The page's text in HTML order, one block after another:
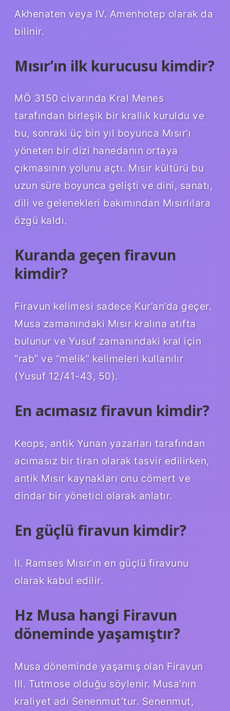
Akhenaten veya IV. Amenhotep olarak da
bilinir.
Mısır’ın ilk kurucusu kimdir?
MÖ 3150 civarında Kral Menes
tarafından birleşik bir krallık kuruldu ve
bu, sonraki üç bin yıl boyunca Mısır’ı
yöneten bir dizi hanedanın ortaya
çıkmasının yolunu açtı. Mısır kültürü bu
uzun süre boyunca gelişti ve dini, sanatı,
dili ve gelenekleri bakımından Mısırlılara
özgü kaldı.
Kuranda geçen firavun
kimdir?
Firavun kelimesi sadece Kur’an’da geçer.
Musa zamanındaki Mısır kralına atıfta
bulunur ve Yusuf zamanındaki kral için
“rab” ve “melik” kelimeleri kullanılır
(Yusuf 12/41-43, 50).
En acımasız firavun kimdir?
Keops, antik Yunan yazarları tarafından
acımasız bir tiran olarak tasvir edilirken,
antik Mısır kaynakları onu cömert ve
dindar bir yönetici olarak anlatır.
En güçlü firavun kimdir?
II. Ramses Mısır’ın en güçlü firavunu
olarak kabul edilir.
Hz Musa hangi Firavun
döneminde yaşamıştır?
Musa döneminde yaşamış olan Firavun
III. Tutmose olduğu söylenir. Musa’nın
kraliyet adı Senenmut’tur. Senenmut,